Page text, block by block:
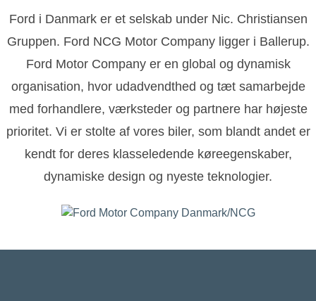
Ford i Danmark er et selskab under Nic. Christiansen
Gruppen. Ford NCG Motor Company ligger i Ballerup.
Ford Motor Company er en global og dynamisk
organisation, hvor udadvendthed og tæt samarbejde
med forhandlere, værksteder og partnere har højeste
prioritet. Vi er stolte af vores biler, som blandt andet er
kendt for deres klasseledende køreegenskaber,
dynamiske design og nyeste teknologier.